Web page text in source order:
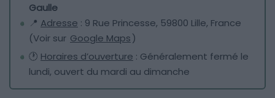
Gaulle
📍 Adresse : 9 Rue Princesse, 59800 Lille, France
(Voir sur Google Maps)
🕐 Horaires d’ouverture : Généralement fermé le
lundi, ouvert du mardi au dimanche